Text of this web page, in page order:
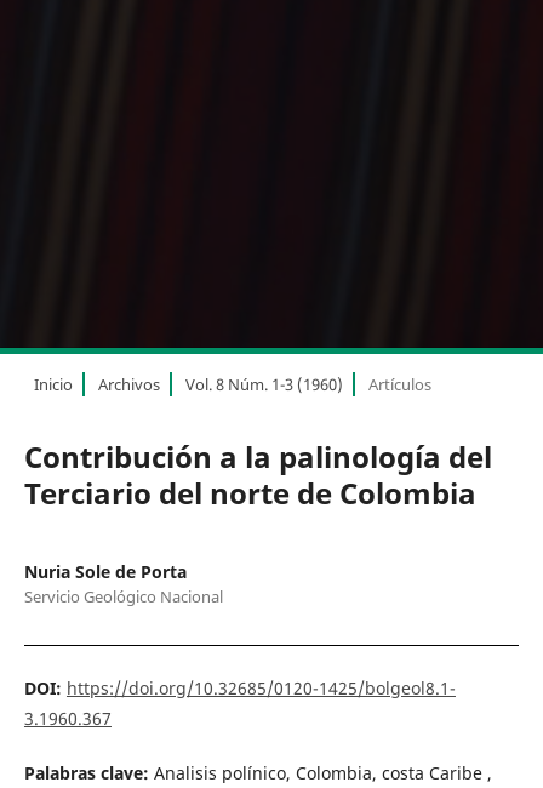
Inicio Archivos Vol. 8 Núm. 1-3 (1960) Artículos
Contribución a la palinología del
Terciario del norte de Colombia
Nuria Sole de Porta
Servicio Geológico Nacional
DOI: https://doi.org/10.32685/0120-1425/bolgeol8.1-
3.1960.367
Palabras clave: Analisis polínico, Colombia, costa Caribe ,